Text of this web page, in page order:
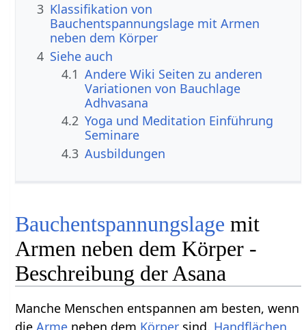
3 Klassifikation von
Bauchentspannungslage mit Armen
neben dem Körper
4 Siehe auch
4.1 Andere Wiki Seiten zu anderen
Variationen von Bauchlage
Adhvasana
4.2 Yoga und Meditation Einführung
Seminare
4.3 Ausbildungen
Bauchentspannungslage mit
Armen neben dem Körper -
Beschreibung der Asana
Manche Menschen entspannen am besten, wenn
dieArme neben dem Körper sind, Handflächen